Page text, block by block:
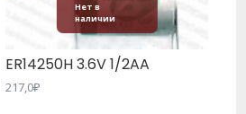
Нет в
наличии
ER14250H 3.6V 1/2AA
217,0₽